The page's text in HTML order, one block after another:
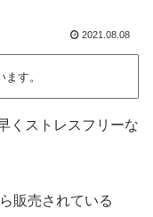
2021.08.08
す。
くストレスフリーな
販売されている